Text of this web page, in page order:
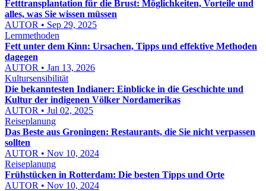
Fetttransplantation für die Brust: Möglichkeiten, Vorteile und
alles, was Sie wissen müssen
AUTOR • Sep 29, 2025
Lernmethoden
Fett unter dem Kinn: Ursachen, Tipps und effektive Methoden
dagegen
AUTOR • Jan 13, 2026
Kultursensibilität
Die bekanntesten Indianer: Einblicke in die Geschichte und
Kultur der indigenen Völker Nordamerikas
AUTOR • Jul 02, 2025
Reiseplanung
Das Beste aus Groningen: Restaurants, die Sie nicht verpassen
sollten
AUTOR • Nov 10, 2024
Reiseplanung
Frühstücken in Rotterdam: Die besten Tipps und Orte
AUTOR • Nov 10, 2024